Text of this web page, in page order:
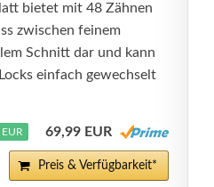
bietet mit 48 Zähnen
zwischen feinem
Schnitt dar und kann
einfach gewechselt
69,99 EUR
Preis & Verfügbarkeit*